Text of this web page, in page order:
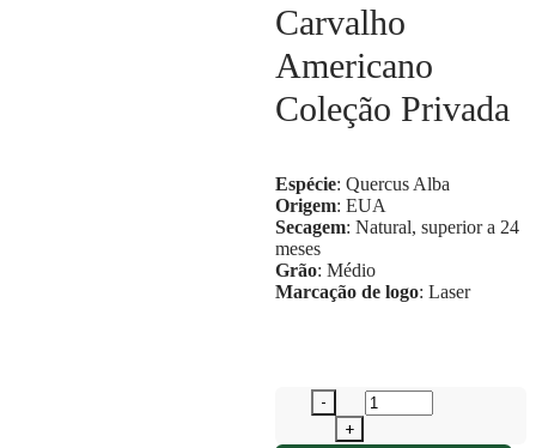
Carvalho
Americano
Coleção Privada
Espécie: Quercus Alba
Origem: EUA
Secagem: Natural, superior a 24
meses
Grão: Médio
Marcação de logo: Laser